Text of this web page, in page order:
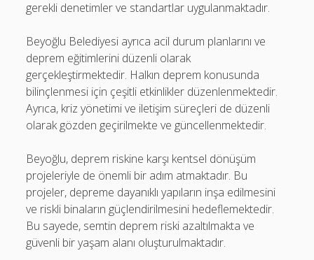
gerekli denetimler ve standartlar uygulanmaktadır.
Beyoğlu Belediyesi ayrıca acil durum planlarını ve
deprem eğitimlerini düzenli olarak
gerçekleştirmektedir. Halkın deprem konusunda
bilinçlenmesi için çeşitli etkinlikler düzenlenmektedir.
Ayrıca, kriz yönetimi ve iletişim süreçleri de düzenli
olarak gözden geçirilmekte ve güncellenmektedir.
Beyoğlu, deprem riskine karşı kentsel dönüşüm
projeleriyle de önemli bir adım atmaktadır. Bu
projeler, depreme dayanıklı yapıların inşa edilmesini
ve riskli binaların güçlendirilmesini hedeflemektedir.
Bu sayede, semtin deprem riski azaltılmakta ve
güvenli bir yaşam alanı oluşturulmaktadır.